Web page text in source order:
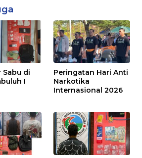
Sabu di
I
Peringatan Hari Anti
Narkotika
Internasional 2026